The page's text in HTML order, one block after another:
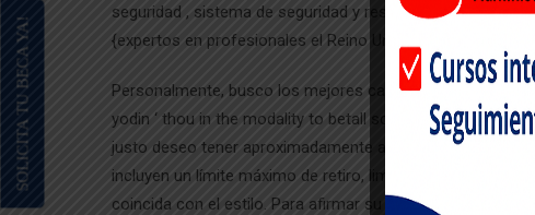
seguridad , sistema de seguridad y responsable
{expertos en profesionales el Reino Unido .
Personalmente, busco los mejores casinos en línea de
yodin ‘ thou in the modality to betall scarsy , and
justo deseo tener aproximadamente alegría y
incluyen un límite máximo de retiro, limitando el retiro de
coincida con el estilo. Para afirmar su vejez, usted
SOLICITA TU BECA YA!